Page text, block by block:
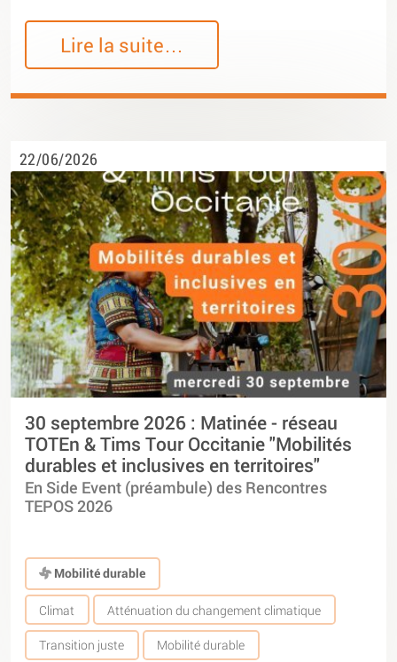
Lire la suite…
22/06/2026
30 septembre 2026 : Matinée - réseau
TOTEn & Tims Tour Occitanie "Mobilités
durables et inclusives en territoires"
En Side Event (préambule) des Rencontres
TEPOS 2026
Mobilité durable
Climat Atténuation du changement climatique
Transition juste Mobilité durable